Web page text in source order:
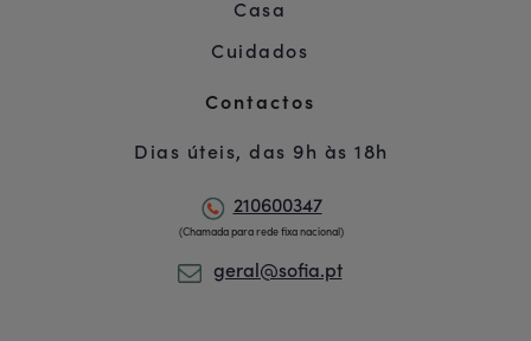
Casa
Cuidados
Contactos
Dias úteis, das 9h às 18h
210600347
(Chamada para rede fixa nacional)
geral@sofia.pt